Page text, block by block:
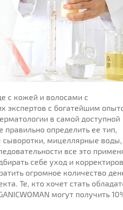
с кожей и волосами с
экспертов с богатейшим
в самой доступной
определить ее тип,
сыворотки, мицеллярные воды,
все это
себе уход и
огромное количество
Те, кто хочет стать
могут получить